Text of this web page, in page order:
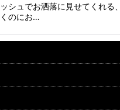
シュでお洒落に見せてくれ
のにお…